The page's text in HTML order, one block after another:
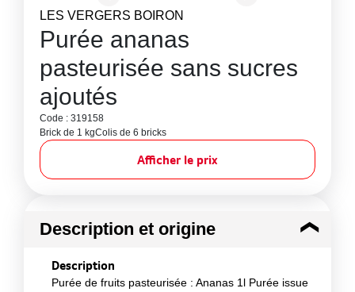
LES VERGERS BOIRON
Purée ananas
pasteurisée sans sucres
ajoutés
Code : 319158
Brick de 1 kgColis de 6 bricks
Afficher le prix
Description et origine
Description
Purée de fruits pasteurisée : Ananas 1l Purée issue